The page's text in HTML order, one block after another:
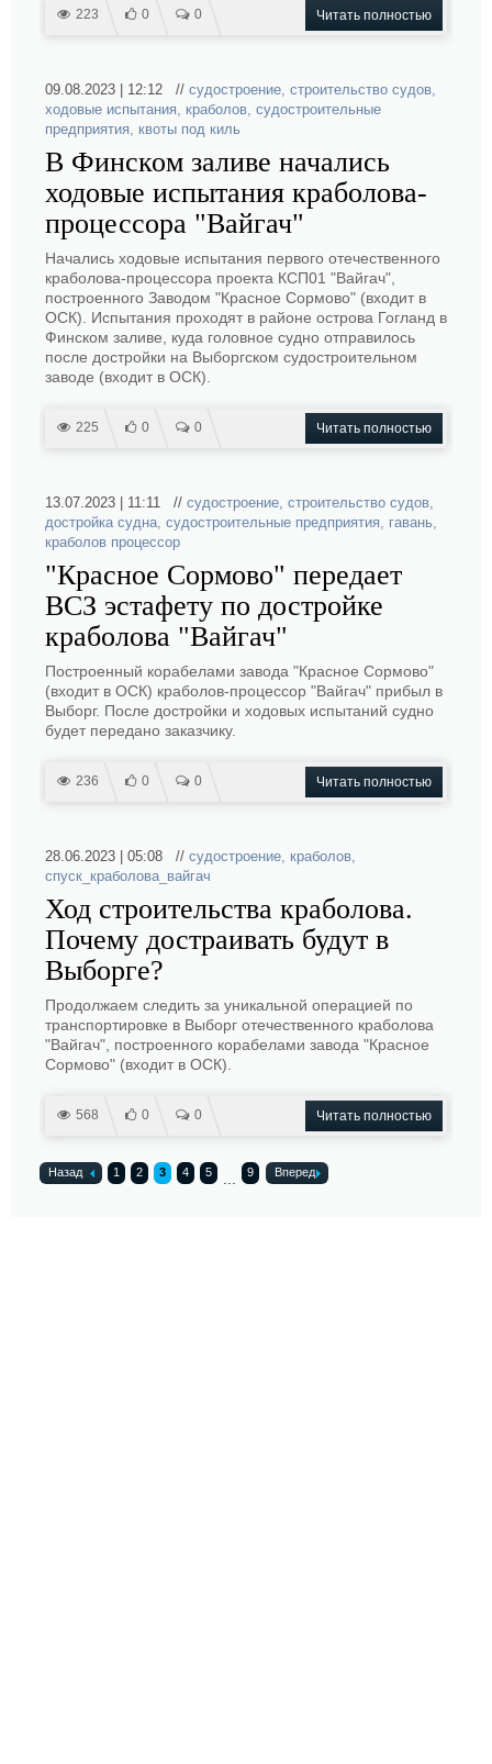
223 0 0 Читать полностью
09.08.2023 | 12:12 // судостроение, строительство судов,
ходовые испытания, краболов, судостроительные
предприятия, квоты под киль
В Финском заливе начались
ходовые испытания краболова-
процессора "Вайгач"
Начались ходовые испытания первого отечественного
краболова-процессора проекта КСП01 "Вайгач",
построенного Заводом "Красное Сормово" (входит в
ОСК). Испытания проходят в районе острова Гогланд в
Финском заливе, куда головное судно отправилось
после достройки на Выборгском судостроительном
заводе (входит в ОСК).
225 0 0 Читать полностью
13.07.2023 | 11:11 // судостроение, строительство судов,
достройка судна, судостроительные предприятия, гавань,
краболов процессор
"Красное Сормово" передает
ВСЗ эстафету по достройке
краболова "Вайгач"
Построенный корабелами завода "Красное Сормово"
(входит в ОСК) краболов-процессор "Вайгач" прибыл в
Выборг. После достройки и ходовых испытаний судно
будет передано заказчику.
236 0 0 Читать полностью
28.06.2023 | 05:08 // судостроение, краболов,
спуск_краболова_вайгач
Ход строительства краболова.
Почему достраивать будут в
Выборге?
Продолжаем следить за уникальной операцией по
транспортировке в Выборг отечественного краболова
"Вайгач", построенного корабелами завода "Красное
Сормово" (входит в ОСК).
568 0 0 Читать полностью
Назад 1 2 3 4 5 9 Вперед